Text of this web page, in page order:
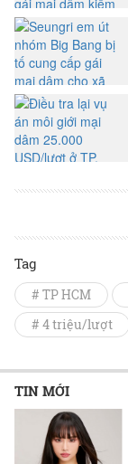
Tag
# TP HCM
# 4 triệu/lượt
TIN MỚI